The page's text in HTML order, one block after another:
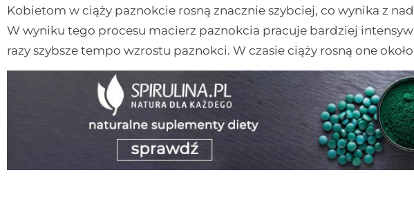
Kobietom w ciąży paznokcie rosną znacznie szybciej, co wynika z
W wyniku tego procesu macierz paznokcia pracuje bardziej
razy szybsze tempo wzrostu paznokci. W czasie ciąży rosną one